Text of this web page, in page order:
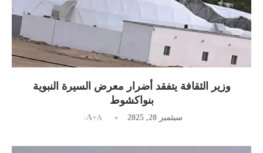
وزير الثقافة يتفقد أضرار معرض السيرة النبوية
بنواكشوط
سبتمبر 20, 2025 A+A-